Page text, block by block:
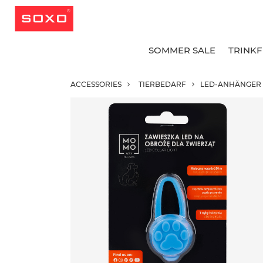
SOMMER SALE
ACCESSORIES TIERBEDARF LED-ANHÄNGER